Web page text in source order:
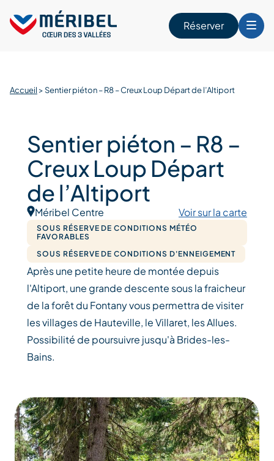
content
Réserver
Accueil >Sentier piéton – R8 – Creux Loup Départ de l’Altiport
Sentier piéton – R8 –
Creux Loup Départ
de l’Altiport
Méribel Centre Voir sur la carte
SOUS RÉSERVE DE CONDITIONS MÉTÉO
FAVORABLES
SOUS RÉSERVE DE CONDITIONS D'ENNEIGEMENT
Après une petite heure de montée depuis
l'Altiport, une grande descente sous la fraicheur
de la forêt du Fontany vous permettra de visiter
les villages de Hauteville, le Villaret, les Allues.
Possibilité de poursuivre jusqu'à Brides-les-
Bains.